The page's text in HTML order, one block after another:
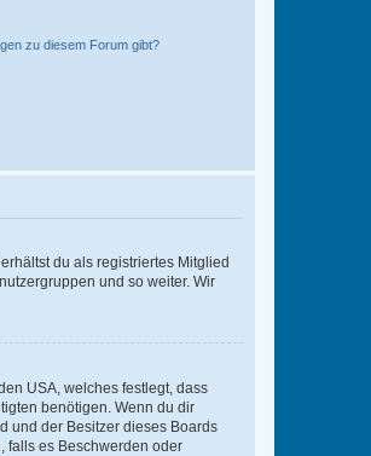
zu diesem Forum gibt?
du als registriertes Mitglied
und so weiter. Wir
USA, welches festlegt, dass
benötigen. Wenn du dir
und der Besitzer dieses Boards
falls es Beschwerden oder